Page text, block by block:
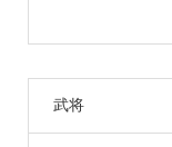
武将